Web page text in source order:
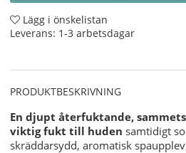
Lägg i önskelistan
Leverans: 1-3 arbetsdagar
PRODUKTBESKRIVNING
En djupt återfuktande,
viktig fukt till huden samtidigt
skräddarsydd, aromatisk